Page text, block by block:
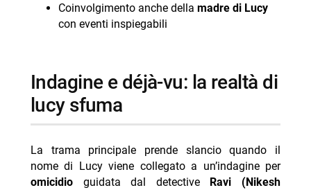
Coinvolgimento anche della madre di Lucy
con eventi inspiegabili
indagine e déjà-vu: la realtà di
lucy sfuma
La trama principale prende slancio quando il
nome di Lucy viene collegato a un’indagine per
omicidioguidata dal detective Ravi (Nikesh